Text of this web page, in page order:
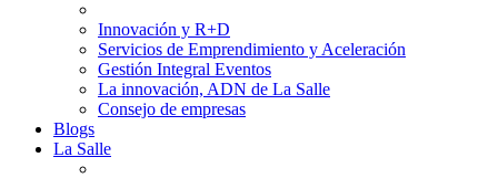
Innovación y R+D
Servicios de Emprendimiento y Aceleración
Gestión Integral Eventos
La innovación, ADN de La Salle
Consejo de empresas
Blogs
La Salle